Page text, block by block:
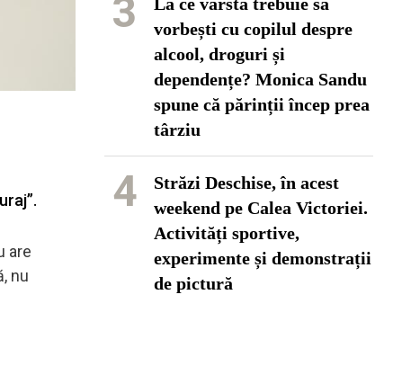
are
nu
3
vorbești cu copilul despre
alcool, droguri și
dependențe? Monica Sandu
spune că părinții încep prea
târziu
4
Străzi Deschise, în acest
weekend pe Calea Victoriei.
Activități sportive,
experimente și demonstrații
de pictură